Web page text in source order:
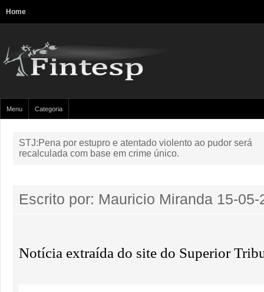
Home
Menu Categoria
STJ:Pena por estupro e atentado violento ao pudor será
recalculada com base em crime único.
Escrito por: Mauricio Miranda 15-05-
Notícia extraída do site do Superior